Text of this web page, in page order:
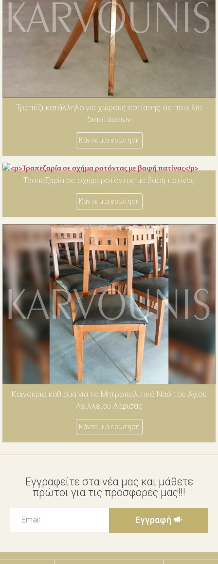
Τραπέζι κατάλληλο για χώρους εστίασης σε ποικιλία
διαστάσεων
Κάντε μία ερώτηση
Τραπεζαρία σε σχήμα ροτόντας με βαφή πατίνας
Κάντε μία ερώτηση
Καινούριο κάθισμα για το Μητροπολιτικό Ναό του Αγίου
Αχιλλείου Λάρισας
Κάντε μία ερώτηση
Εγγραφείτε στα νέα μας και μάθετε
πρώτοι για τις προσφορές μας!!!
Εγγραφή